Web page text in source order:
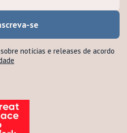
notícias e releases de acordo